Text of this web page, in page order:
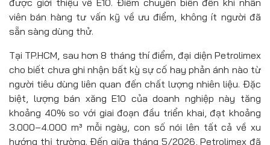
viên bán hàng tư vấn kỹ về ưu điểm, không ít người đã
sẵn sàng dùng thử.
Tại TP.HCM, sau hơn 8 tháng thí điểm, đại diện Petrolimex
cho biết chưa ghi nhận bất kỳ sự cố hay phản ánh nào từ
người tiêu dùng liên quan đến chất lượng nhiên liệu. Đặc
biệt, lượng bán xăng E10 của doanh nghiệp này tăng
khoảng 40% so với giai đoạn đầu triển khai, đạt khoảng
3.000–4.000 m³ mỗi ngày, con số nói lên tất cả về xu
hướng thị trường. Đến giữa tháng 5/2026, Petrolimex đã